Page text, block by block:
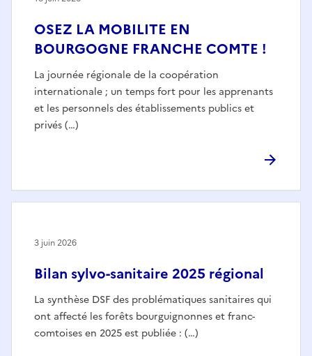
OSEZ LA MOBILITE EN
BOURGOGNE FRANCHE COMTE !
La journée régionale de la coopération
internationale ; un temps fort pour les apprenants
et les personnels des établissements publics et
privés (…)
Bilan sylvo-sanitaire 2025 régional
La synthèse DSF des problématiques sanitaires qui
ont affecté les forêts bourguignonnes et franc-
comtoises en 2025 est publiée : (…)
3 juin 2026